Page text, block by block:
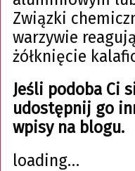
Związki
warzywie
żółknięcie
Jeśli podoba Ci
udostępnij go
wpisy na blogu.
loading…